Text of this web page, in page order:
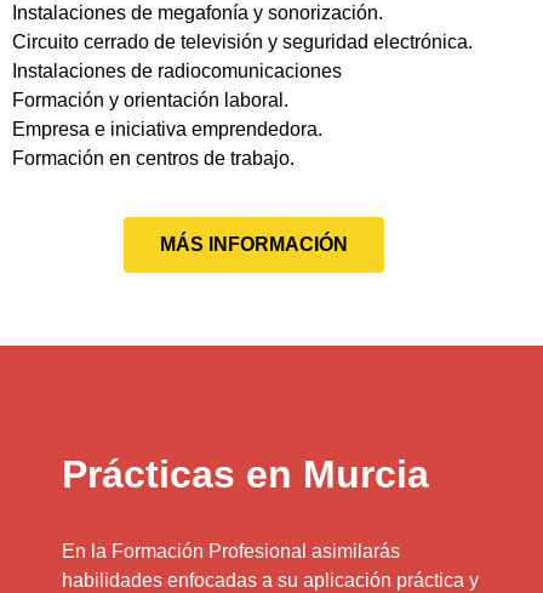
Instalaciones de megafonía y sonorización.
Circuito cerrado de televisión y seguridad electrónica.
Instalaciones de radiocomunicaciones
Formación y orientación laboral.
Empresa e iniciativa emprendedora.
Formación en centros de trabajo.
MÁS INFORMACIÓN
Prácticas en Murcia
En la Formación Profesional asimilarás
habilidades enfocadas a su aplicación práctica y